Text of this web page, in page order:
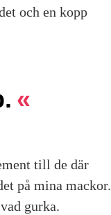
och en kopp
till de där
på mina mackor.
gurka.